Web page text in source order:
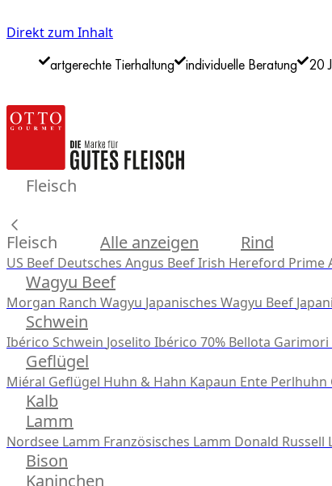
Direkt zum Inhalt
artgerechte Tierhaltung individuelle Beratung 20
Fleisch
Fleisch Alle anzeigen Rind
US Beef Deutsches Angus BeefIrish Hereford Prime
Wagyu Beef
Morgan Ranch Wagyu Japanisches Wagyu Beef
Schwein
Ibérico Schwein Joselito Ibérico 70% Bellota Garimori
Geflügel
Miéral Geflügel Huhn & Hahn Kapaun Ente Perlhuhn
Kalb
Lamm
Nordsee Lamm Französisches Lamm Donald Russell
Bison
Kaninchen